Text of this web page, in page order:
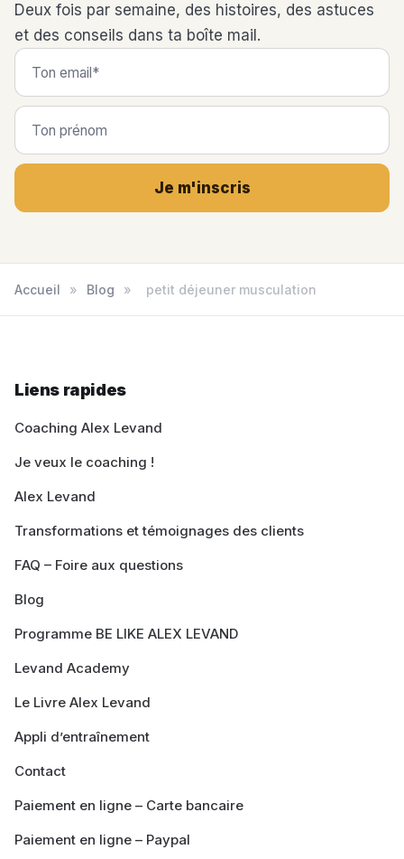
Deux fois par semaine, des histoires, des astuces
et des conseils dans ta boîte mail.
Je m'inscris
Accueil » Blog » petit déjeuner musculation
Liens rapides
Coaching Alex Levand
Je veux le coaching !
Alex Levand
Transformations et témoignages des clients
FAQ – Foire aux questions
Blog
Programme BE LIKE ALEX LEVAND
Levand Academy
Le Livre Alex Levand
Appli d’entraînement
Contact
Paiement en ligne – Carte bancaire
Paiement en ligne – Paypal